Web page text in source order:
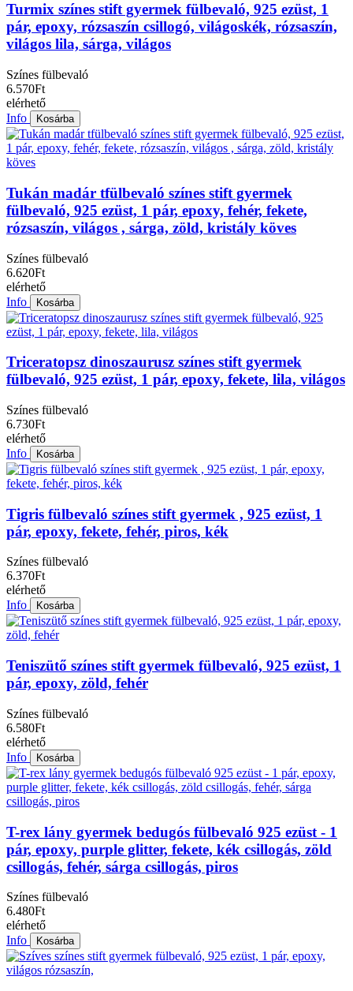
Turmix színes stift gyermek fülbevaló, 925 ezüst, 1
pár, epoxy, rózsaszín csillogó, világoskék, rózsaszín,
világos lila, sárga, világos
Színes fülbevaló
6.570Ft
elérhető
Info
Kosárba
Tukán madár tfülbevaló színes stift gyermek
fülbevaló, 925 ezüst, 1 pár, epoxy, fehér, fekete,
rózsaszín, világos , sárga, zöld, kristály köves
Színes fülbevaló
6.620Ft
elérhető
Info
Kosárba
Triceratopsz dinoszaurusz színes stift gyermek
fülbevaló, 925 ezüst, 1 pár, epoxy, fekete, lila, világos
Színes fülbevaló
6.730Ft
elérhető
Info
Kosárba
Tigris fülbevaló színes stift gyermek , 925 ezüst, 1
pár, epoxy, fekete, fehér, piros, kék
Színes fülbevaló
6.370Ft
elérhető
Info
Kosárba
Teniszütő színes stift gyermek fülbevaló, 925 ezüst, 1
pár, epoxy, zöld, fehér
Színes fülbevaló
6.580Ft
elérhető
Info
Kosárba
T-rex lány gyermek bedugós fülbevaló 925 ezüst - 1
pár, epoxy, purple glitter, fekete, kék csillogás, zöld
csillogás, fehér, sárga csillogás, piros
Színes fülbevaló
6.480Ft
elérhető
Info
Kosárba